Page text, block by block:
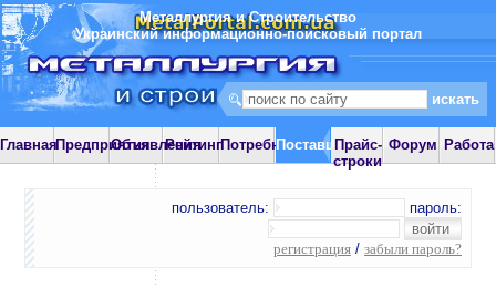
Металлургия и Строительство
Украинский информационно-поисковый портал
ГлавнаяПредприятияОбъявления
РейтингПотребностиПоставщики
Прайс-
строки
Форум Работа
пользователь: пароль:
регистрация / забыли пароль?